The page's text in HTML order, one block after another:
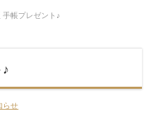
手帳プレゼント♪
らせ